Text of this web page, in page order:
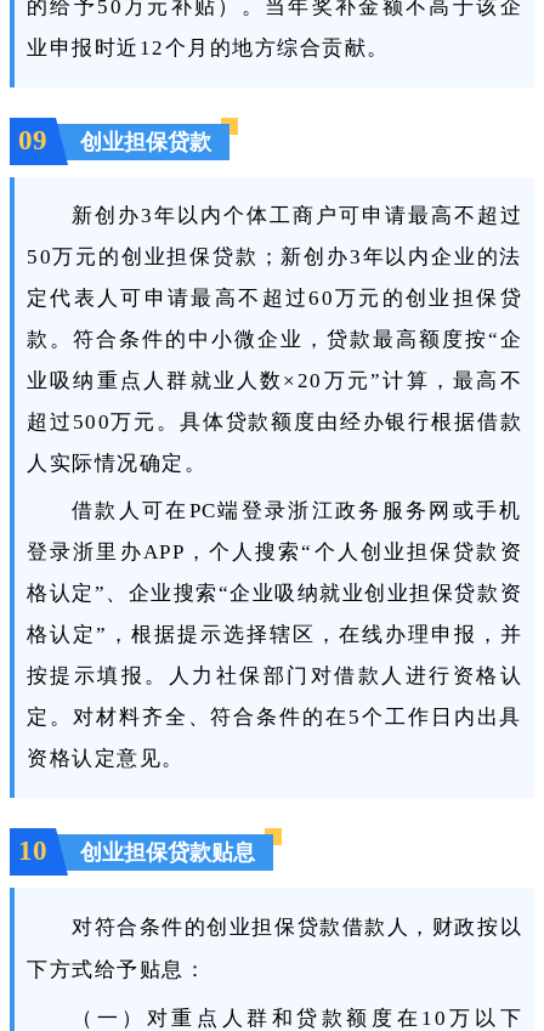
的给予50万元补贴）。当年奖补金额不高于该企
业申报时近12个月的地方综合贡献。
09 创业担保贷款
新创办3年以内个体工商户可申请最高不超过
50万元的创业担保贷款；新创办3年以内企业的法
定代表人可申请最高不超过60万元的创业担保贷
款。符合条件的中小微企业，贷款最高额度按“企
业吸纳重点人群就业人数×20万元”计算，最高不
超过500万元。具体贷款额度由经办银行根据借款
人实际情况确定。
借款人可在PC端登录浙江政务服务网或手机
登录浙里办APP，个人搜索“个人创业担保贷款资
格认定”、企业搜索“企业吸纳就业创业担保贷款资
格认定”，根据提示选择辖区，在线办理申报，并
按提示填报。人力社保部门对借款人进行资格认
定。对材料齐全、符合条件的在5个工作日内出具
资格认定意见。
10 创业担保贷款贴息
对符合条件的创业担保贷款借款人，财政按以
下方式给予贴息：
（一）对重点人群和贷款额度在10万以下